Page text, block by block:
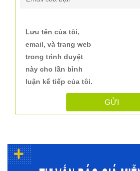
Lưu tên của tôi,
email, và trang web
trong trình duyệt
này cho lần bình
luận kế tiếp của tôi.